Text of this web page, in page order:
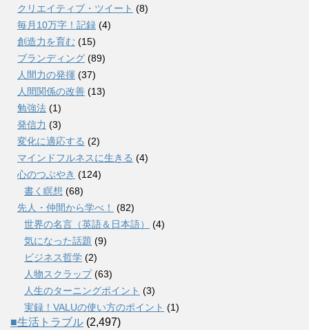
クリエイティブ・ツイート (8)
毎月10万字！記録 (4)
創造力を育む (15)
ブランディング (89)
人間力の発揮 (37)
人間関係の改善 (13)
勉強法 (1)
発信力 (3)
変化に適応する (2)
マインドフルネスに生きる (4)
心のつぶやき (124)
書く瞑想 (68)
先人・仲間から学べ！
(82)
世界の名言（英語＆日本語）
(4)
気になった話題 (9)
ビジネス哲学 (2)
人物スクラップ(63)
人生のターニングポイント (3)
実録！VALUの使い方のポイント (1)
■生活トラブル (2,497)